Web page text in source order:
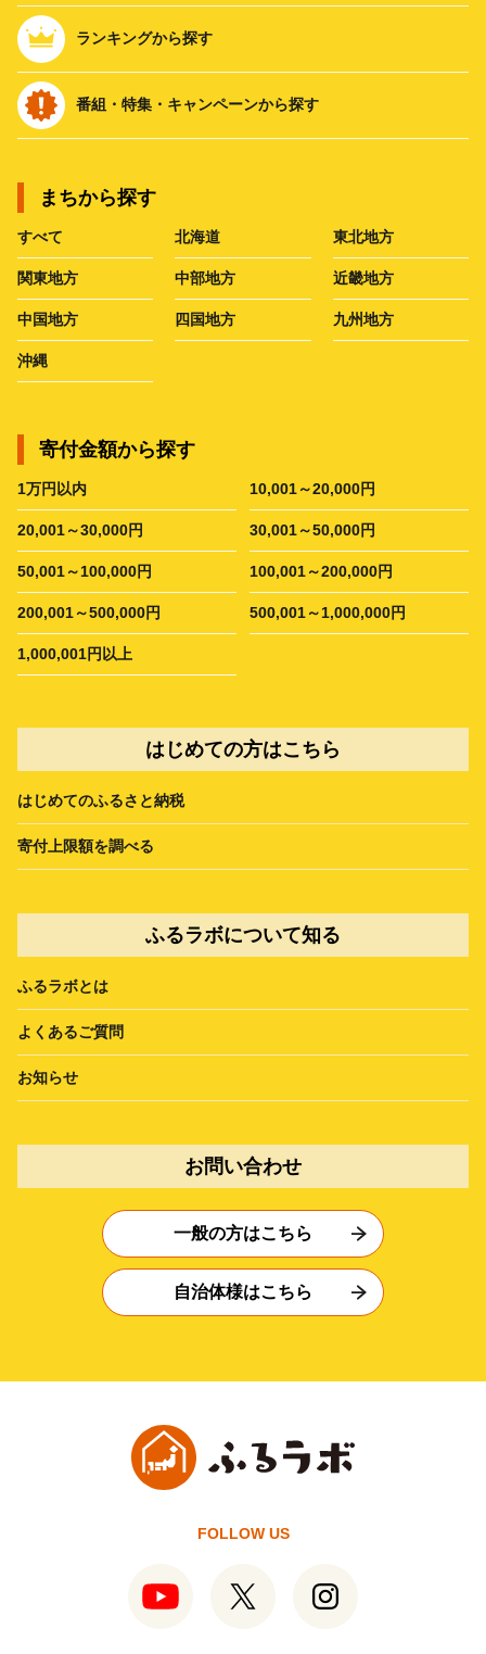
ランキングから探す
番組・特集・キャンペーンから探す
まちから探す
すべて 北海道 東北地方
関東地方 中部地方 近畿地方
中国地方 四国地方 九州地方
沖縄
寄付金額から探す
1万円以内 10,001～20,000円
20,001～30,000円 30,001～50,000円
50,001～100,000円 100,001～200,000円
200,001～500,000円 500,001～1,000,000円
1,000,001円以上
はじめての方はこちら
はじめてのふるさと納税
寄付上限額を調べる
ふるラボについて知る
ふるラボとは
よくあるご質問
お知らせ
お問い合わせ
一般の方はこちら
自治体様はこちら
FOLLOW US